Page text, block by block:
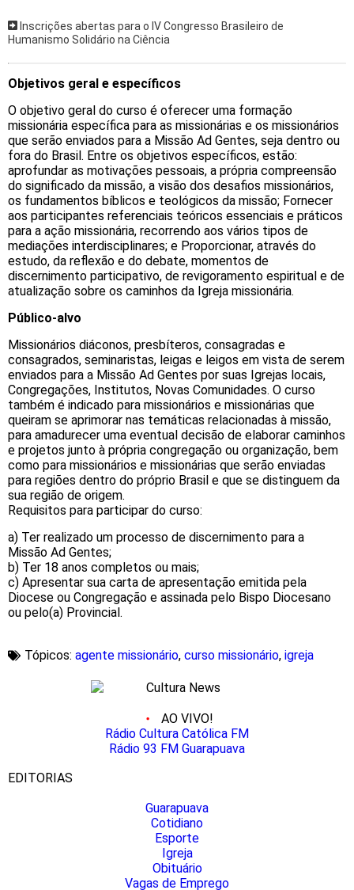
Inscrições abertas para o IV Congresso Brasileiro de
Humanismo Solidário na Ciência
Objetivos geral e específicos
O objetivo geral do curso é oferecer uma formação
missionária específica para as missionárias e os missionários
que serão enviados para a Missão Ad Gentes, seja dentro ou
fora do Brasil. Entre os objetivos específicos, estão:
aprofundar as motivações pessoais, a própria compreensão
do significado da missão, a visão dos desafios missionários,
os fundamentos bíblicos e teológicos da missão; Fornecer
aos participantes referenciais teóricos essenciais e práticos
para a ação missionária, recorrendo aos vários tipos de
mediações interdisciplinares; e Proporcionar, através do
estudo, da reflexão e do debate, momentos de
discernimento participativo, de revigoramento espiritual e de
atualização sobre os caminhos da Igreja missionária.
Público-alvo
Missionários diáconos, presbíteros, consagradas e
consagrados, seminaristas, leigas e leigos em vista de serem
enviados para a Missão Ad Gentes por suas Igrejas locais,
Congregações, Institutos, Novas Comunidades. O curso
também é indicado para missionários e missionárias que
queiram se aprimorar nas temáticas relacionadas à missão,
para amadurecer uma eventual decisão de elaborar caminhos
e projetos junto à própria congregação ou organização, bem
como para missionários e missionárias que serão enviadas
para regiões dentro do próprio Brasil e que se distinguem da
sua região de origem.
Requisitos para participar do curso:
a) Ter realizado um processo de discernimento para a
Missão Ad Gentes;
b) Ter 18 anos completos ou mais;
c) Apresentar sua carta de apresentação emitida pela
Diocese ou Congregação e assinada pelo Bispo Diocesano
ou pelo(a) Provincial.
Tópicos: agente missionário, curso missionário, igreja
AO VIVO!
Rádio Cultura Católica FM
Rádio 93 FM Guarapuava
EDITORIAS
Guarapuava
Cotidiano
Esporte
Igreja
Obituário
Vagas de Emprego